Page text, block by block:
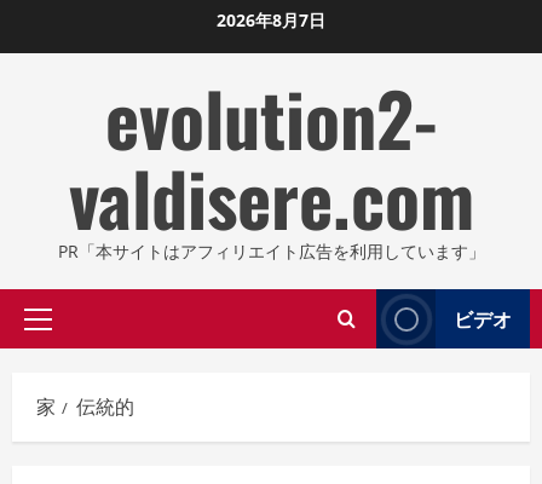
ン
2026年8月7日
evolution2-
valdisere.com
PR「本サイトはアフィリエイト広告を利用しています」
プ
イ
マ
ビデオ
家 伝統的